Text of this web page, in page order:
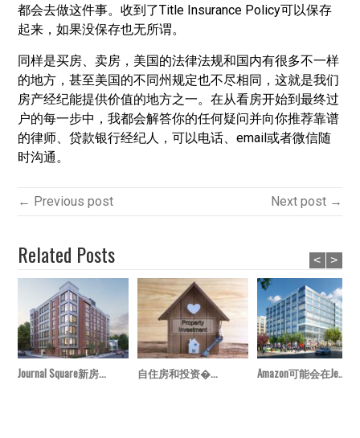
都会去做这件事。收到了Title Insurance Policy可以保存
起来，如果没保存也无所谓。
同样是买房、卖房，美国的法律法规和国内有很多不一样
的地方，甚至美国的不同州规定也不尽相同，这就是我们
房产经纪能提供价值的地方之一。在从看房开始到最终过
户的每一步中，我都会解答你的任何疑问并向你推荐靠谱
的律师、贷款银行经纪人，可以电话、email或者微信随
时沟通。
← Previous post Next post →
Related Posts
Journal Square新房... 自住房和投资�... Amazon可能会在Je...
< >